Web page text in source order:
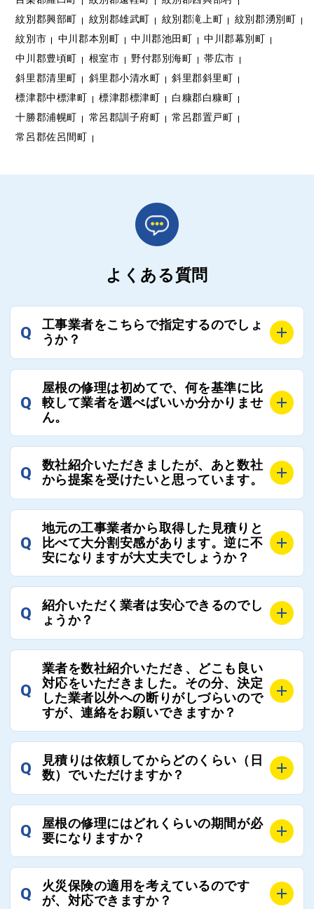
紋別郡興部町
紋別郡雄武町 紋別郡滝上町
紋別郡湧別町
紋別市
中川郡本別町 中川郡池田町
中川郡幕別町
中川郡豊頃町
根室市 野付郡別海町
帯広市
斜里郡清里町
斜里郡小清水町
斜里郡斜里町
標津郡中標津町
標津郡標津町
白糠郡白糠町
十勝郡浦幌町
常呂郡訓子府町
常呂郡置戸町
常呂郡佐呂間町
よくある質問
Q
工事業者をこちらで指定するのでしょ
うか？
お客様のご要望をお聞きし、条件に合った工事業者を
最大3社まで選定し、ご紹介いたします。
そのため、お客様に比較する業者を選定いただく必要
Q
屋根の修理は初めてで、何を基準に比
較して業者を選べばいいか分かりませ
ん。
選定基準はお客様によって異なりますが、価格はもち
ろんのこと、実績面や保証面、担当者の人柄や社歴、
し、総合的に判断ください。
また、選定に迷った際などは屋根コネクト事務局へご
連絡いただければ、お客様の屋根修理を全面的にフォ
ローさせていただきます。お気軽にご相談ください。
Q
数社紹介いただきましたが、あと数社
から提案を受けたいと思っています。
全国300社以上の登録業者がございますので、プラス
でご紹介の要望をいただければ、即時屋根コネクトに
て対応させていただきます。お気軽にお申し付けくだ
Q
地元の工事業者から取得した見積りと
比べて大分割安感があります。逆に不
安になりますが大丈夫でしょうか？
残念ながら、リフォーム業界は費用の内訳に不透明な
部分が多く、一見同じ工事でも１００万円以上の差が
屋根コネクトではそのような不安を抱えてしまう屋根
の修理において、適正で公正な工事業者選びのお手伝
いをさせていただくサイトでございます。
まだまだそのような業界だからこそ比較が重要になり
ますので、是非屋根コネクトを活用ください。
Q
紹介いただく業者は安心できるのでし
ょうか？
屋根コネクトでは、お客様の安心を支える「優良工事
業者チェック制度」を設けております。
屋根コネクトにて定期的にお客様アンケートを実施
し、そこで評価の低かった業者は事実確認の上で、屋
根コネクトの判断により即時登録を解除できる契約と
優良業者のみをご紹介できる体制により、お客様の安
心と信頼を維持しております。
Q
業者を数社紹介いただき、どこも良い
対応をいただきました。その分、決定
した業者以外への断りがしづらいので
すが、連絡をお願いできますか？
屋根コネクトにお任せください。屋根コネクトでは、
工事業者へのお断りも無料で代行しております。
れる必要はございませんので、いつでもお気軽にご相
談ください。
Q
見積りは依頼してからどのくらい（日
数）でいただけますか？
工事業者にもよりますが、おおよそ現地調査後3日～1
週間前後にはお届けできます。
ご連絡いただき、屋根コネクトから直ちに紹介の工事
業者へ状況確認の連絡をし、即時対応するよう指示を
いたしますので、お気軽にお申し付けください。
Q
屋根の修理にはどれくらいの期間が必
要になりますか？
工事業者の状況や屋根の状態、工事の内容、天候によ
って工事期間は変わりますが、目安としては、おおよ
Q
火災保険の適用を考えているのです
が、対応できますか？